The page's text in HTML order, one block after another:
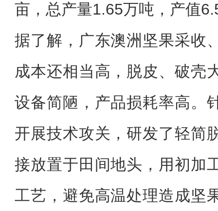
亩，总产量1.65万吨，产值
据了解，广东澳洲坚果采收
成本还相当高，脱皮、破壳
设备简陋，产品损耗率高。
开展技术攻关，研发了轻简
接放置于田间地头，用初加
工艺，避免高温处理造成坚